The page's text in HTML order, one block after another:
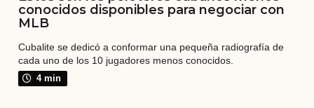
conocidos disponibles para negociar con
MLB
Cubalite se dedicó a conformar una pequeña radiografía de
cada uno de los 10 jugadores menos conocidos.
4 min